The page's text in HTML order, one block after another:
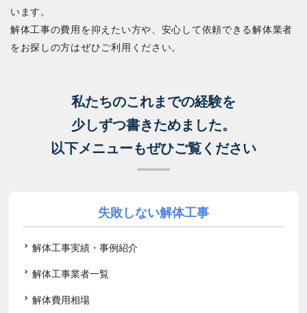
います。
解体工事の費用を抑えたい方や、安心して依頼できる解体業者
をお探しの方はぜひご利用ください。
私たちのこれまでの経験を
少しずつ書きためました。
以下メニューもぜひご覧ください
失敗しない解体工事
解体工事実績・事例紹介
解体工事業者一覧
解体費用相場